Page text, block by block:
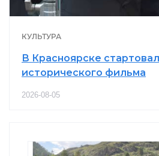
КУЛЬТУРА
В Красноярске
исторического фильма
2026-08-05